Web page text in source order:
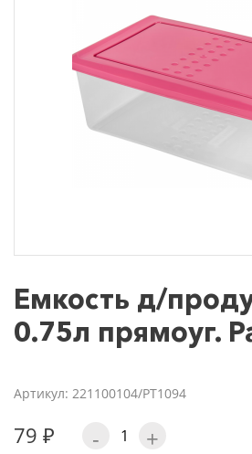
Емкость д/
0.75л прямоуг.
Артикул: 221100104/PT1094
79 ₽ - +